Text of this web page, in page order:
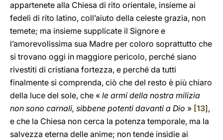
appartenete alla Chiesa di rito orientale, insieme ai
fedeli di rito latino, coll’aiuto della celeste grazia, non
temete; ma insieme supplicate il Signore e
l’amorevolissima sua Madre per coloro soprattutto che
si trovano oggi in maggiore pericolo, perché siano
rivestiti di cristiana fortezza, e perché da tutti
finalmente si comprenda, ciò che del resto è più chiaro
della luce del sole, che « le armi della nostra milizia
non sono carnali, sibbene potenti davanti a Dio » [13],
e che la Chiesa non cerca la potenza temporale, ma la
salvezza eterna delle anime; non tende insidie ai